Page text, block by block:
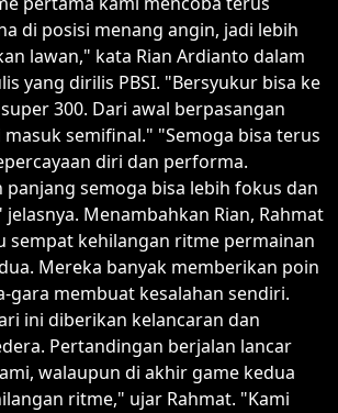
di posisi menang angin, jadi lebih
lawan," kata Rian Ardianto dalam
yang dirilis PBSI. "Bersyukur bisa ke
300. Dari awal berpasangan
semifinal." "Semoga bisa terus
diri dan performa.
panjang semoga bisa lebih fokus dan
Menambahkan Rian, Rahmat
sempat kehilangan ritme permainan
Mereka banyak memberikan poin
gara membuat kesalahan sendiri.
ini diberikan kelancaran dan
Pertandingan berjalan lancar
walaupun di akhir game kedua
ritme," ujar Rahmat. "Kami